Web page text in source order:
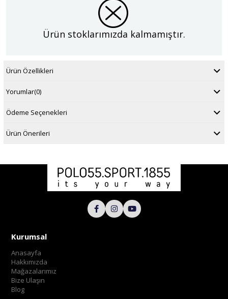
Ürün stoklarımızda kalmamıştır.
Ürün Özellikleri
Yorumlar(0)
Ödeme Seçenekleri
Ürün Önerileri
Kurumsal
Anasayfa
Hakkımızda
Mağazalarımız
Bize Ulaşın
Blog